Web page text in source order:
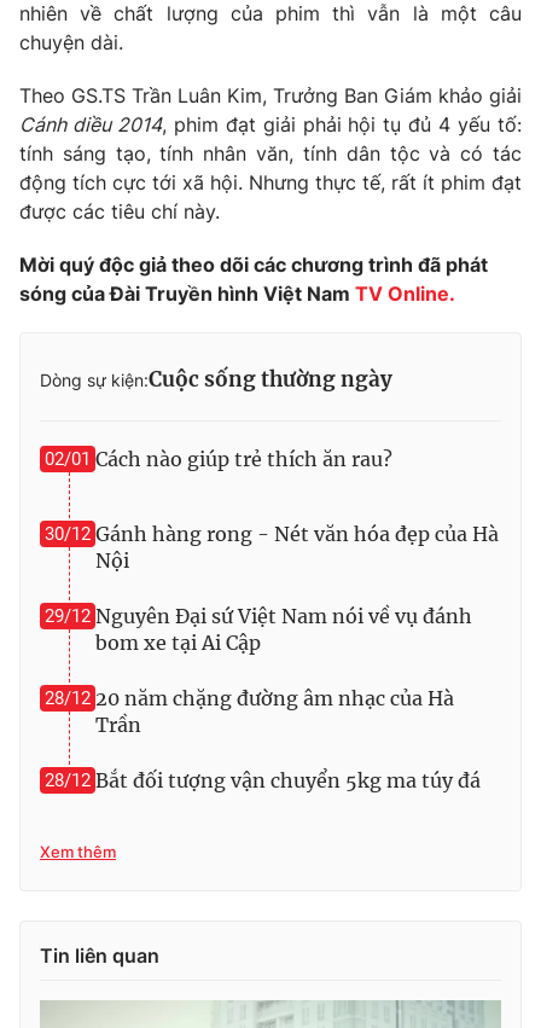
Nhân vật
Khán giả
Giải sao mai
Điện ảnh
Sao
Đời sống
Du lịch
Làm đẹp
Chất lượng cuộc sống
Giáo dục
Tuyển sinh
Học trực tuyến
Công nghệ
Sản phẩm
Tư vấn
Giao lưu trực tuyến
Emagazine Podcast
Photo Infographic
Video
VTV Money
VTV Sức khoẻ
VTV9
English
nhiên về chất lượng của phim thì vẫn là một câu
chuyện dài.
Theo GS.TS Trần Luân Kim, Trưởng Ban Giám khảo giải
Cánh diều 2014, phim đạt giải phải hội tụ đủ 4 yếu tố:
tính sáng tạo, tính nhân văn, tính dân tộc và có tác
động tích cực tới xã hội. Nhưng thực tế, rất ít phim đạt
được các tiêu chí này.
Mời quý độc giả theo dõi các chương trình đã phát
sóng của Đài Truyền hình Việt Nam TV Online.
Dòng sự kiện:Cuộc sống thường ngày
02/01 Cách nào giúp trẻ thích ăn rau?
30/12 Gánh hàng rong - Nét văn hóa đẹp của Hà
Nội
29/12 Nguyên Đại sứ Việt Nam nói về vụ đánh
bom xe tại Ai Cập
28/12 20 năm chặng đường âm nhạc của Hà
Trần
28/12 Bắt đối tượng vận chuyển 5kg ma túy đá
Xem thêm
Tin liên quan